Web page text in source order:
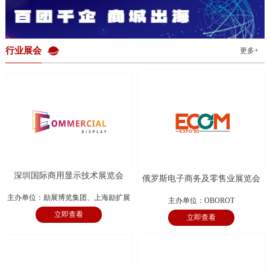
行业展会 更多+
深圳国际商用显示技术展览会
主办单位：励展博览集团、上海励扩展
览有限公司
立即查看
俄罗斯电子商务及零售业展览会
主办单位：OBOROT
立即查看